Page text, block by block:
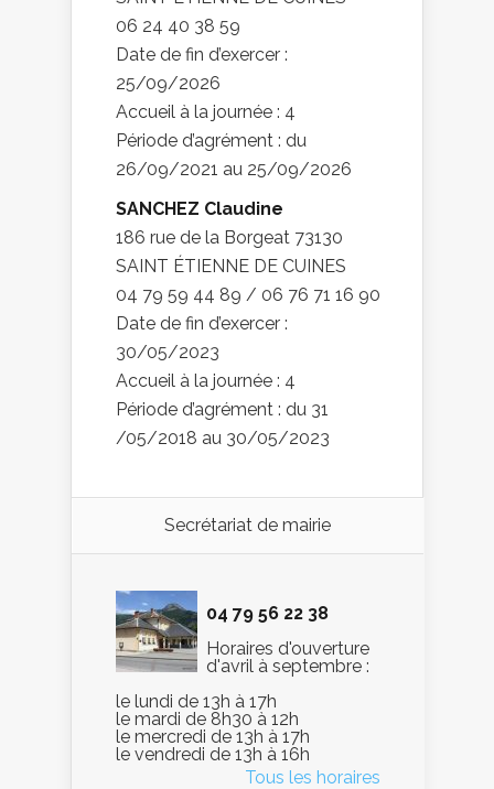
06 24 40 38 59
Date de fin d’exercer :
25/09/2026
Accueil à la journée : 4
Période d’agrément : du
26/09/2021 au 25/09/2026
SANCHEZ Claudine
186 rue de la Borgeat 73130
SAINT ÉTIENNE DE CUINES
04 79 59 44 89 / 06 76 71 16 90
Date de fin d’exercer :
30/05/2023
Accueil à la journée : 4
Période d’agrément : du 31
/05/2018 au 30/05/2023
Secrétariat de mairie
04 79 56 22 38
Horaires d'ouverture
d'avril à septembre :
le lundi de 13h à 17h
le mardi de 8h30 à 12h
le mercredi de 13h à 17h
le vendredi de 13h à 16h
Tous les horaires